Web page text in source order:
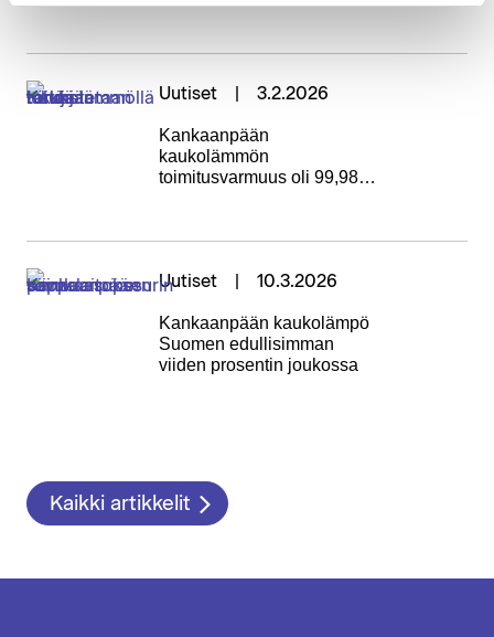
kaukolämmön
Uutiset 3.2.2026
Kankaanpään
kaukolämmön
toimitusvarmuus oli 99,98 %
Uutiset 10.3.2026
Kankaanpään kaukolämpö
Suomen edullisimman
viiden prosentin joukossa
Kaikki artikkelit